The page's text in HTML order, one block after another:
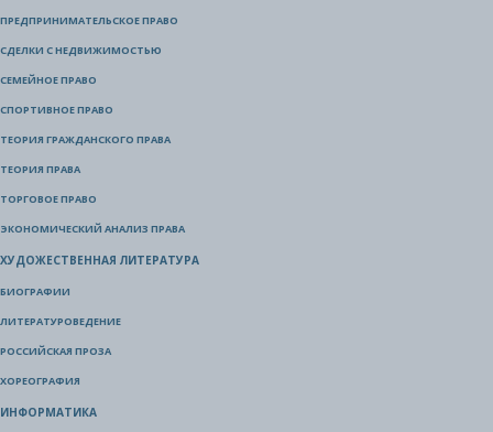
ПРЕДПРИНИМАТЕЛЬСКОЕ ПРАВО
СДЕЛКИ С НЕДВИЖИМОСТЬЮ
СЕМЕЙНОЕ ПРАВО
СПОРТИВНОЕ ПРАВО
ТЕОРИЯ ГРАЖДАНСКОГО ПРАВА
ТЕОРИЯ ПРАВА
ТОРГОВОЕ ПРАВО
ЭКОНОМИЧЕСКИЙ АНАЛИЗ ПРАВА
ХУДОЖЕСТВЕННАЯ ЛИТЕРАТУРА
БИОГРАФИИ
ЛИТЕРАТУРОВЕДЕНИЕ
РОССИЙСКАЯ ПРОЗА
ХОРЕОГРАФИЯ
ИНФОРМАТИКА